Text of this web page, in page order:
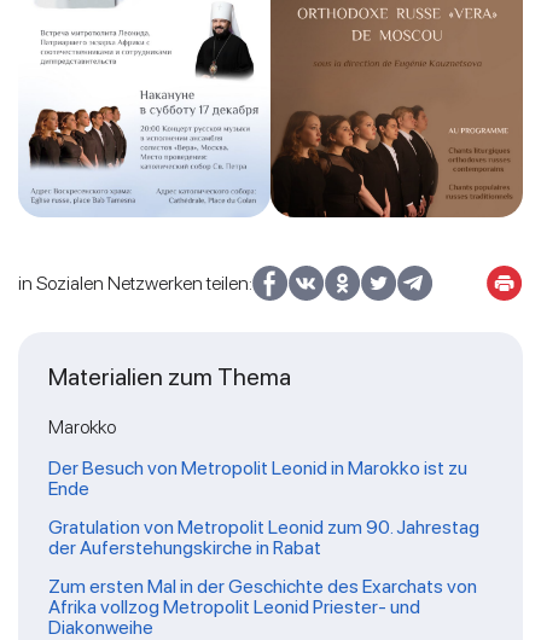
in Sozialen Netzwerken teilen:
Materialien zum Thema
Marokko
Der Besuch von Metropolit Leonid in Marokko ist zu
Ende
Gratulation von Metropolit Leonid zum 90. Jahrestag
der Auferstehungskirche in Rabat
Zum ersten Mal in der Geschichte des Exarchats von
Afrika vollzog Metropolit Leonid Priester- und
Diakonweihe